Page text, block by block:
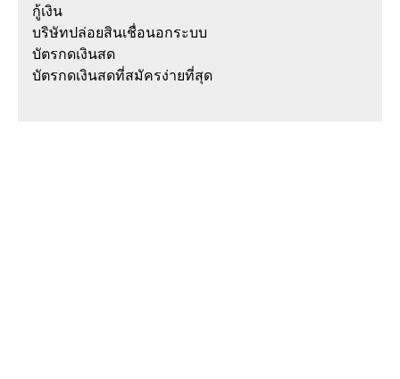
กู้เงิน
บริษัทปล่อยสินเชื่อนอกระบบ
บัตรกดเงินสด
บัตรกดเงินสดที่สมัครง่ายที่สุด